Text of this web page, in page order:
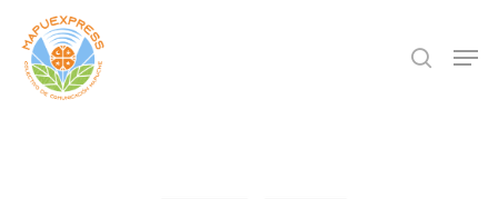
Skip
main
search
Close